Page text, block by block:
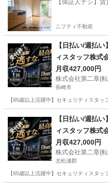
【保証人ナシ】
ニフティ不動産
受付終了
【日払い/週払
ィスタッフ株式
施設警備の正社
駐施設警備
月収427,000円
株式会社第二章(
長崎市
【65歳以上活躍中】セキュリティスタ
警備員 業務
受付終了
【日払い/週払
ィスタッフ株式
施設警備の正社
保)常駐施設警備
月収427,000円
株式会社第二章(
北松浦郡
【65歳以上活躍中】セキュリティスタ